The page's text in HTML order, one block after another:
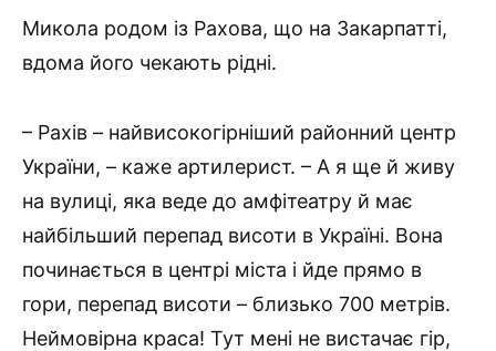
Микола родом із Рахова, що на Закарпатті,
вдома його чекають рідні.
– Рахів – найвисокогірніший районний центр
України, – каже артилерист. – А я ще й живу
на вулиці, яка веде до амфітеатру й має
найбільший перепад висоти в Україні. Вона
починається в центрі міста і йде прямо в
гори, перепад висоти – близько 700 метрів.
Неймовірна краса! Тут мені не вистачає гір,